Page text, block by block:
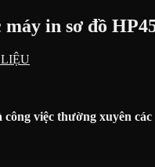
in sơ đồ
việc thường xuyên